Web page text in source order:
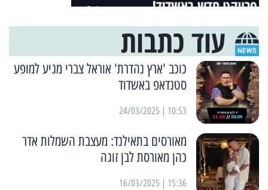
עוד כתבות
כוכב 'ארץ נהדרת' אוראל צברי מגיע למופע
סטנדאפ באשדוד
10:53 | 24/03/2025
מאורסים בתאילנד: מעצבת השמלות אדר
כהן מאורסת לבן זוגה
15:36 | 16/03/2025